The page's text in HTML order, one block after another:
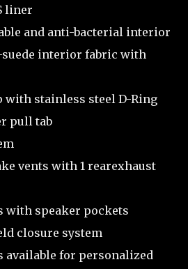
liner
and anti-bacterial interior
interior fabric with
with stainless steel D-Ring
pull tab
vents with 1 rearexhaust
with speaker pockets
closure system
available for personalized